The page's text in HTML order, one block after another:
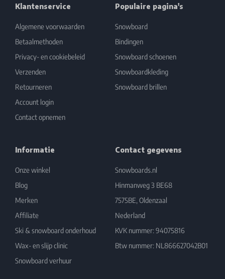
Klantenservice
Algemene voorwaarden
Betaalmethoden
Privacy- en cookiebeleid
Verzenden
Retourneren
Account login
Contact opnemen
Populaire pagina's
Snowboard
Bindingen
Snowboard schoenen
Snowboardkleding
Snowboard brillen
Informatie
Onze winkel
Blog
Merken
Affiliate
Ski & snowboard onderhoud
Wax- en slijp clinic
Snowboard verhuur
Contact gegevens
Snowboards.nl
Hinmanweg 3 BE68
7575BE, Oldenzaal
Nederland
KVK nummer: 94075816
Btw nummer: NL866627042B01